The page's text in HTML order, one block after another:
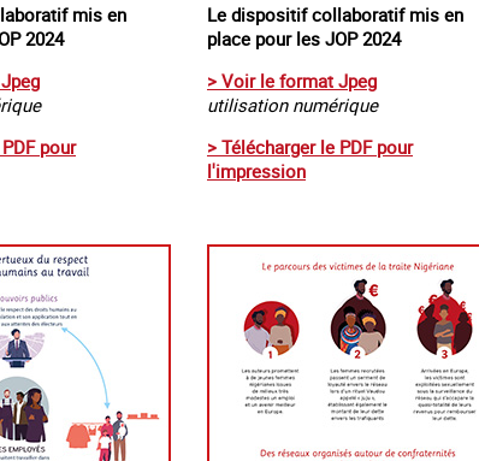
mis en
2024
pour
Le dispositif collaboratif mis en
place pour les JOP 2024
> Voir le format Jpeg
utilisation numérique
> Télécharger le PDF pour
l'impression